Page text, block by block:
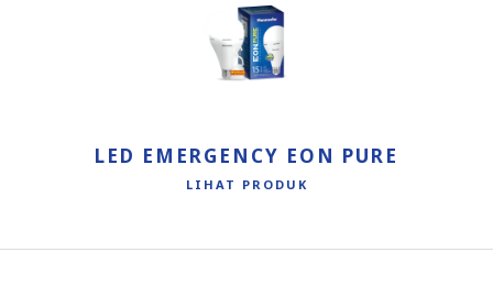
LED EMERGENCY EON PURE
LIHAT PRODUK